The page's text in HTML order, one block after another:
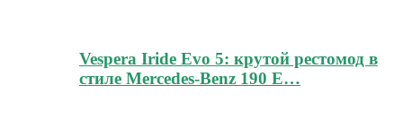
Vespera Iride Evo 5: крутой рестомод в
стиле Mercedes-Benz 190 E…